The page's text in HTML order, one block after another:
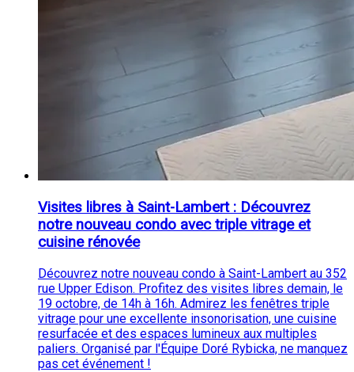
Visites libres à Saint-Lambert : Découvrez
notre nouveau condo avec triple vitrage et
cuisine rénovée
Découvrez notre nouveau condo à Saint-Lambert au 352
rue Upper Edison. Profitez des visites libres demain, le
19 octobre, de 14h à 16h. Admirez les fenêtres triple
vitrage pour une excellente insonorisation, une cuisine
resurfacée et des espaces lumineux aux multiples
paliers. Organisé par l'Équipe Doré Rybicka, ne manquez
pas cet événement !